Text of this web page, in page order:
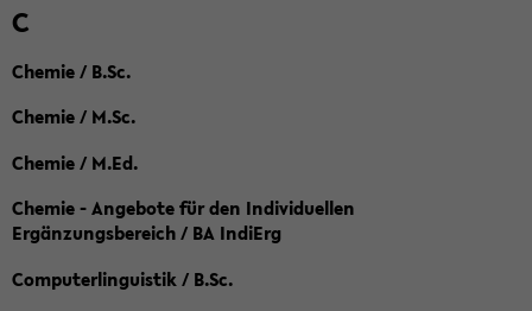
C
Chemie / B.Sc.
Chemie / M.Sc.
Chemie / M.Ed.
Chemie - Angebote für den Individuellen
Ergänzungsbereich / BA IndiErg
Computerlinguistik / B.Sc.